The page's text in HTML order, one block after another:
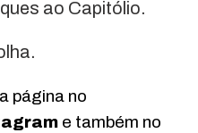
ao Capitólio.
página no
e também no